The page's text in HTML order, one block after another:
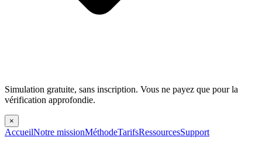
Simulation gratuite, sans inscription. Vous ne payez que pour la
vérification approfondie.
×
AccueilNotre missionMéthodeTarifsRessourcesSupport